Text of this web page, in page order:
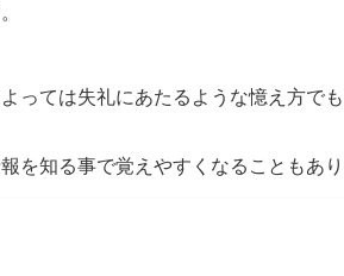
っては失礼にあたるような憶え方でも
を知る事で覚えやすくなることもあり